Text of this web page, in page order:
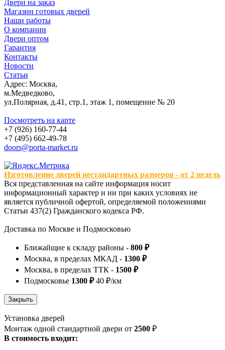
Двери на заказ
Магазин готовых дверей
Наши работы
О компании
Двери оптом
Гарантия
Контакты
Новости
Статьи
Адрес: Москва,
м.Медведково,
ул.Полярная, д.41, стр.1, этаж 1, помещение № 20
Посмотреть на карте
+7 (926) 160-77-44
+7 (495) 662-49-78
doors@porta-market.ru
Изготовление дверей нестандартных размеров - от 2 недель
Вся представленная на сайте информация носит
информационный характер и ни при каких условиях не
является публичной офертой, определяемой положениями
Статьи 437(2) Гражданского кодекса РФ.
Доставка по Москве и Подмосковью
Ближайщие к складу районы - 800 ₽
Москва, в пределах МКАД - 1300 ₽
Москва, в пределах ТТК - 1500 ₽
Подмосковье 1300 ₽40 ₽/км
Установка дверей
Монтаж одной стандартной двери от 2500 ₽
В стоимость входит: